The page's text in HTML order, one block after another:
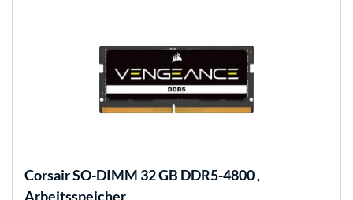
CorsairSO-DIMM 32 GB DDR5-4800 ,
Arbeitsspeicher